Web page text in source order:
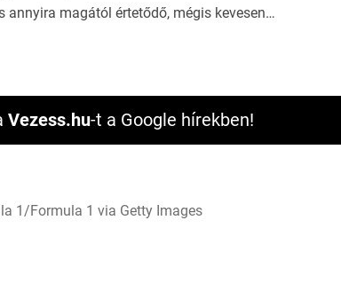
annyira magától értetődő, mégis kevesen…
Vezess.hu-t a Google hírekben!
1/Formula 1 via Getty Images